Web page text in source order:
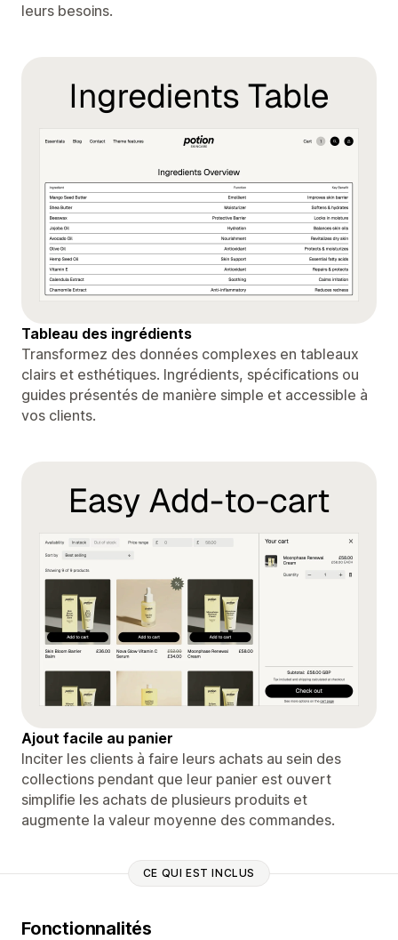
leurs besoins.
Tableau des ingrédients
Transformez des données complexes en tableaux
clairs et esthétiques. Ingrédients, spécifications ou
guides présentés de manière simple et accessible à
vos clients.
Ajout facile au panier
Inciter les clients à faire leurs achats au sein des
collections pendant que leur panier est ouvert
simplifie les achats de plusieurs produits et
augmente la valeur moyenne des commandes.
CE QUI EST INCLUS
Fonctionnalités